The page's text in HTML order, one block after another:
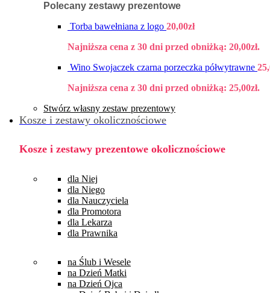
Polecany zestawy prezentowe
Torba bawełniana z logo 20,00zł
Najniższa cena z 30 dni przed obniżką: 20,00zł.
Wino Swojaczek czarna porzeczka półwytrawne
Najniższa cena z 30 dni przed obniżką: 25,00zł.
Stwórz własny zestaw prezentowy
Kosze i zestawy okolicznościowe
Kosze i zestawy prezentowe okolicznościowe
dla Niej
dla Niego
dla Nauczyciela
dla Promotora
dla Lekarza
dla Prawnika
na Ślub i Wesele
na Dzień Matki
na Dzień Ojca